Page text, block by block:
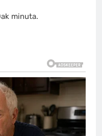
minuta.